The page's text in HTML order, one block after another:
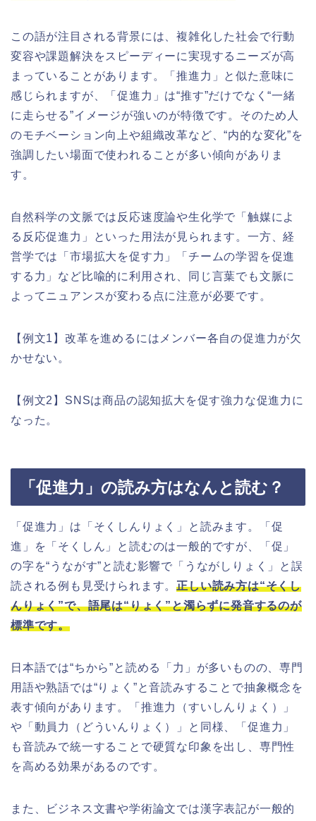
この語が注目される背景には、複雑化した社会で行動
変容や課題解決をスピーディーに実現するニーズが高
まっていることがあります。「推進力」と似た意味に
感じられますが、「促進力」は“推す”だけでなく“一緒
に走らせる”イメージが強いのが特徴です。そのため人
のモチベーション向上や組織改革など、“内的な変化”を
強調したい場面で使われることが多い傾向がありま
す。
自然科学の文脈では反応速度論や生化学で「触媒によ
る反応促進力」といった用法が見られます。一方、経
営学では「市場拡大を促す力」「チームの学習を促進
する力」など比喩的に利用され、同じ言葉でも文脈に
よってニュアンスが変わる点に注意が必要です。
【例文1】改革を進めるにはメンバー各自の促進力が欠
かせない。
【例文2】SNSは商品の認知拡大を促す強力な促進力に
なった。
「促進力」の読み方はなんと読む？
「促進力」は「そくしんりょく」と読みます。「促
進」を「そくしん」と読むのは一般的ですが、「促」
の字を“うながす”と読む影響で「うながしりょく」と誤
読される例も見受けられます。正しい読み方は“そくし
んりょく”で、語尾は“りょく”と濁らずに発音するのが
標準です。
日本語では“ちから”と読める「力」が多いものの、専門
用語や熟語では“りょく”と音読みすることで抽象概念を
表す傾向があります。「推進力（すいしんりょく）」
や「動員力（どういんりょく）」と同様、「促進力」
も音読みで統一することで硬質な印象を出し、専門性
を高める効果があるのです。
また、ビジネス文書や学術論文では漢字表記が一般的